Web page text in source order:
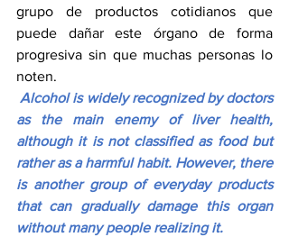
grupo de productos cotidianos que
puede dañar este órgano de forma
progresiva sin que muchas personas lo
noten.
Alcohol is widely recognized by doctors
as the main enemy of liver health,
although it is not classified as food but
rather as a harmful habit. However, there
is another group of everyday products
that can gradually damage this organ
without many people realizing it.